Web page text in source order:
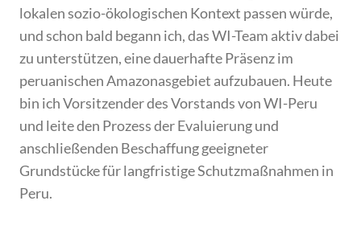
lokalen sozio-ökologischen Kontext passen würde,
und schon bald begann ich, das WI-Team aktiv dabei
zu unterstützen, eine dauerhafte Präsenz im
peruanischen Amazonasgebiet aufzubauen. Heute
bin ich Vorsitzender des Vorstands von WI-Peru
und leite den Prozess der Evaluierung und
anschließenden Beschaffung geeigneter
Grundstücke für langfristige Schutzmaßnahmen in
Peru.